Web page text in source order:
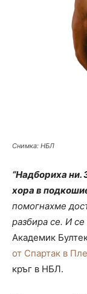
Снимка: НБЛ
“Надбориха
хора в
помогнахме
разбира се. И се
Академик
от Спартак в
кръг в НБЛ.